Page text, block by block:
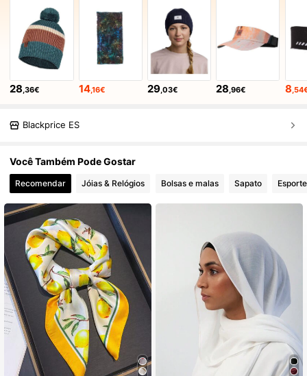
28,36€ 14,16€ 29,03€ 28,96€ 8
Blackprice ES
Você Também Pode Gostar
Recomendar Jóias & Relógios Bolsas e malas Sapato